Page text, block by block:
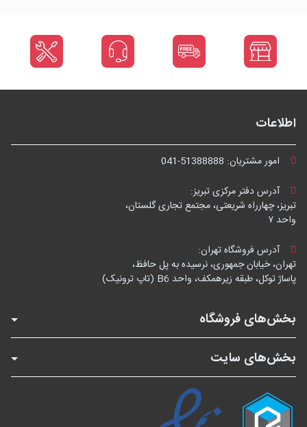
اطلاعات
امور مشتریان: 041-51388888
آدرس دفتر مرکزی تبریز:
تبریز، چهارراه شریعتی، مجتمع تجاری گلستان،
واحد ۷
آدرس فروشگاه تهران:
تهران، خیابان جمهوری، نرسیده به پل حافظ،
پاساژ توکل، طبقه زیرهمکف، واحد B6 (تاپ ترونیک)
بخش‌های فروشگاه
بخش‌های سایت